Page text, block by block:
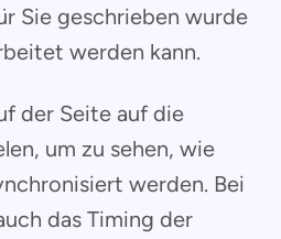
Sie geschrieben wurde
werden kann.
der Seite auf die
um zu sehen, wie
werden. Bei
das Timing der